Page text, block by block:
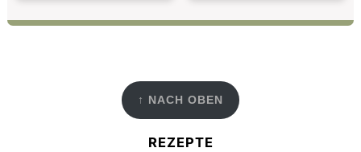
↑ NACH OBEN
REZEPTE